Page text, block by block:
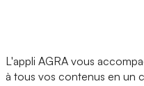
L'appli AGRA vous
à tous vos contenus en un